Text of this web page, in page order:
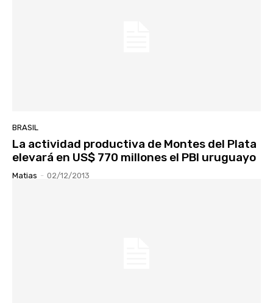
BRASIL
La actividad productiva de Montes del Plata
elevará en US$ 770 millones el PBI uruguayo
Matias - 02/12/2013